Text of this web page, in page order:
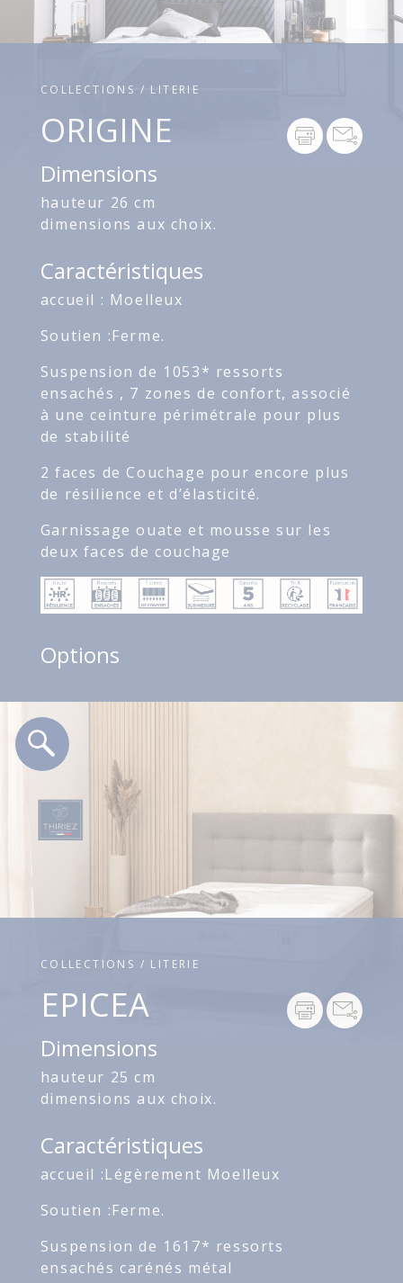
COLLECTIONS / LITERIE
ORIGINE
Dimensions
hauteur 26 cm
dimensions aux choix.
Caractéristiques
accueil : Moelleux
Soutien :Ferme.
Suspension de 1053* ressorts
ensachés , 7 zones de confort, associé
à une ceinture périmétrale pour plus
de stabilité
2 faces de Couchage pour encore plus
de résilience et d’élasticité.
Garnissage ouate et mousse sur les
deux faces de couchage
Options
COLLECTIONS / LITERIE
EPICEA
Dimensions
hauteur 25 cm
dimensions aux choix.
Caractéristiques
accueil :Légèrement Moelleux
Soutien :Ferme.
Suspension de 1617* ressorts
ensachés carénés métal